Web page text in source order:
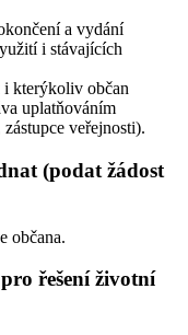
a vydání
i stávajících
i kterýkoliv občan
uplatňováním
veřejnosti).
(podat žádost
občana.
řešení životní